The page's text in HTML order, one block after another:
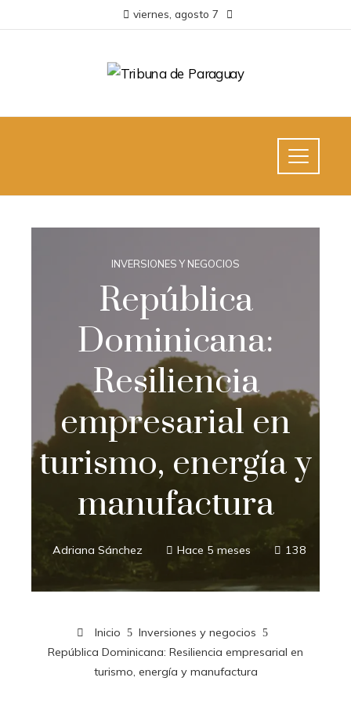
viernes, agosto 7
INVERSIONES Y NEGOCIOS
República
Dominicana:
Resiliencia
empresarial en
turismo, energía y
manufactura
Adriana Sánchez Hace 5 meses 138
Inicio
Inversiones y negocios
República Dominicana: Resiliencia empresarial en
turismo, energía y manufactura